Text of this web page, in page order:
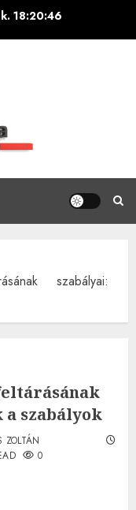
18:20:47
szabályai:
szabályok
ZOLTÁN
0